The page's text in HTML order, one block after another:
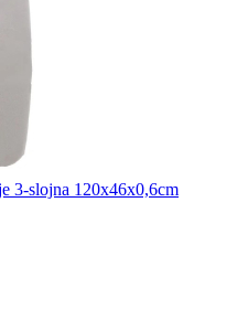
3-slojna 120x46x0,6cm